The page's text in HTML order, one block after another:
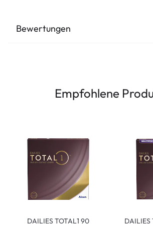
Bewertungen
Empfohlene
DAILIES TOTAL1 90
DAILIES